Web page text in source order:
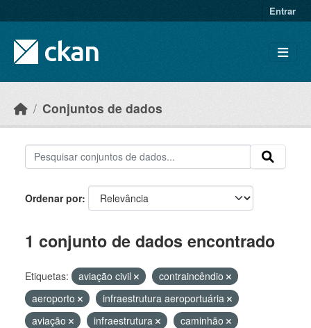
Entrar
Conjuntos de dados
Ordenar por
1 conjunto de dados encontrado
Etiquetas: aviação civil
contraincêndio
aeroporto
infraestrutura aeroportuária
aviação
infraestrutura
caminhão